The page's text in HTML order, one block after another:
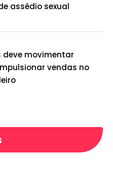
assédio sexual
deve movimentar
vendas no